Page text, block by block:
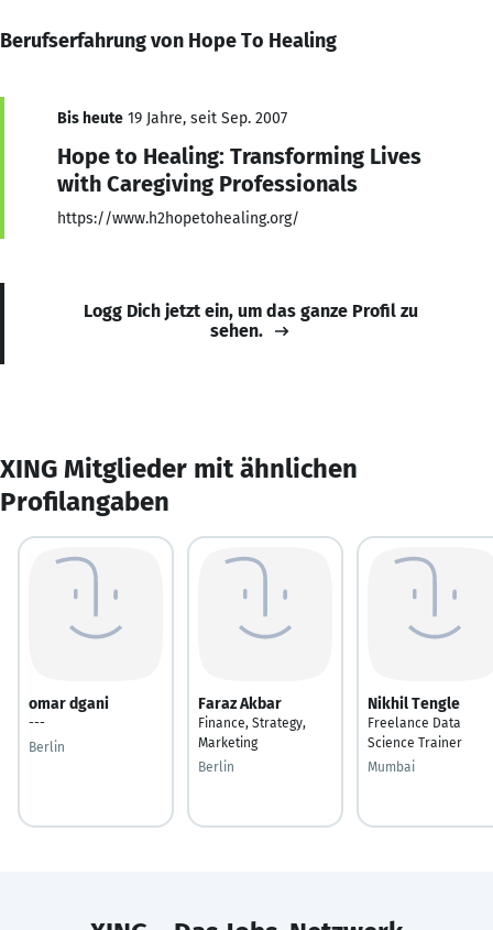
Berufserfahrung von Hope To Healing
Bis heute 19 Jahre, seit Sep. 2007
Hope to Healing: Transforming Lives
with Caregiving Professionals
https://www.h2hopetohealing.org/
Logg Dich jetzt ein, um das ganze Profil zu
sehen.
XING Mitglieder mit ähnlichen
Profilangaben
omar dgani
---
Berlin
Faraz Akbar
Finance, Strategy,
Marketing
Berlin
Nikhil Tengle
Freelance Data
Science Trainer
Mumbai